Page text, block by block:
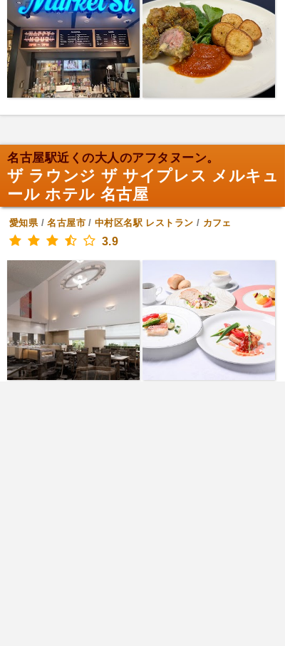
名古屋駅近くの大人のアフタヌーン。
ザ ラウンジ ザ サイプレス メルキュ
ール ホテル 名古屋
愛知県/名古屋市/中村区名駅 レストラン / カフェ
3.9